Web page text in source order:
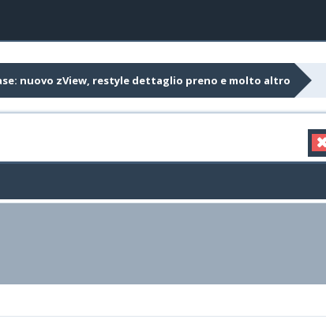
nuovo zView, restyle dettaglio preno e molto altro